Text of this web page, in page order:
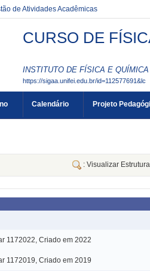
de Atividades Acadêmicas
CURSO DE
INSTITUTO DE FÍSICA E
https://sigaa.unifei.edu.br/id=112577691&lc
Calendário Projeto
: Visualizar
1172022, Criado em 2022
1172019, Criado em 2019